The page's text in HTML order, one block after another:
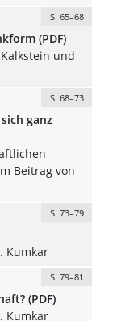
S. 65–68
(PDF)
und
S. 68–73
ganz
Beitrag von
S. 73–79
Kumkar
S. 79–81
(PDF)
Kumkar